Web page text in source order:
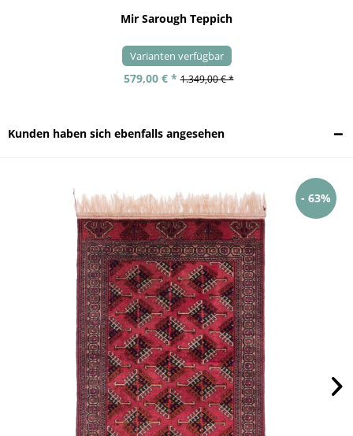
Mir Sarough Teppich
Varianten verfügbar
579,00 € * 1.349,00 € *
Kunden haben sich ebenfalls angesehen
- 63%